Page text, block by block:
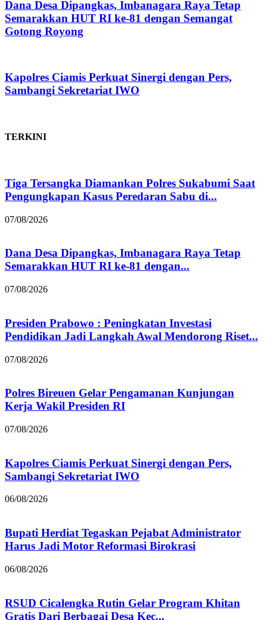
Dana Desa Dipangkas, Imbanagara Raya Tetap
Semarakkan HUT RI ke-81 dengan Semangat
Gotong Royong
Kapolres Ciamis Perkuat Sinergi dengan Pers,
Sambangi Sekretariat IWO
TERKINI
Tiga Tersangka Diamankan Polres Sukabumi Saat
Pengungkapan Kasus Peredaran Sabu di...
07/08/2026
Dana Desa Dipangkas, Imbanagara Raya Tetap
Semarakkan HUT RI ke-81 dengan...
07/08/2026
Presiden Prabowo : Peningkatan Investasi
Pendidikan Jadi Langkah Awal Mendorong Riset...
07/08/2026
Polres Bireuen Gelar Pengamanan Kunjungan
Kerja Wakil Presiden RI
07/08/2026
Kapolres Ciamis Perkuat Sinergi dengan Pers,
Sambangi Sekretariat IWO
06/08/2026
Bupati Herdiat Tegaskan Pejabat Administrator
Harus Jadi Motor Reformasi Birokrasi
06/08/2026
RSUD Cicalengka Rutin Gelar Program Khitan
Gratis Dari Berbagai Desa Kec...